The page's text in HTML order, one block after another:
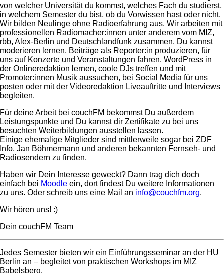
von welcher Universität du kommst, welches Fach du studierst,
in welchem Semester du bist, ob du Vorwissen hast oder nicht.
Wir bilden Neulinge ohne Radioerfahrung aus. Wir arbeiten mit
professionellen Radiomacher:innen unter anderem vom MIZ,
rbb, Alex-Berlin und Deutschlandfunk zusammen. Du kannst
moderieren lernen, Beiträge als Reporter:in produzieren, für
uns auf Konzerte und Veranstaltungen fahren, WordPress in
der Onlineredaktion lernen, coole DJs treffen und mit
Promoter:innen Musik aussuchen, bei Social Media für uns
posten oder mit der Videoredaktion Liveauftritte und Interviews
begleiten.
Für deine Arbeit bei couchFM bekommst Du außerdem
Leistungspunkte und Du kannst dir Zertifikate zu bei uns
besuchten Weiterbildungen ausstellen lassen.
Einige ehemalige Mitglieder sind mittlerweile sogar bei ZDF
Info, Jan Böhmermann und anderen bekannten Fernseh- und
Radiosendern zu finden.
Haben wir Dein Interesse geweckt? Dann trag dich doch
einfach bei Moodle ein, dort findest Du weitere Informationen
zu uns. Oder schreib uns eine Mail an info@couchfm.org.
Wir hören uns! :)
Dein couchFM Team
Jedes Semester bieten wir ein Einführungsseminar an der HU
Berlin an – begleitet von praktischen Workshops im MIZ
Babelsberg.